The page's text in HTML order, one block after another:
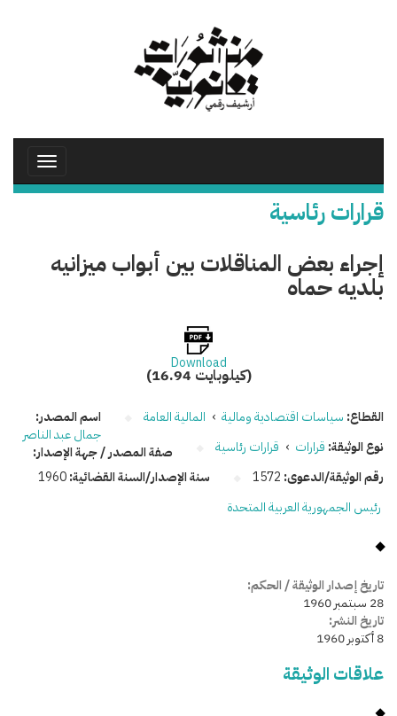
Toggle
قرارات رئاسية
إجراء بعض المناقلات بين أبواب ميزانيه
بلديه حماه
Download
(16.94 كيلوبايت)
القطاع: سياسات اقتصادية ومالية › المالية العامة
نوع الوثيقة: قرارات › قرارات رئاسية
رقم الوثيقة/الدعوى: 1572 سنة الإصدار/السنة القضائية:1960
اسم المصدر:
جمال عبد الناصر
صفة المصدر / جهة الإصدار:
رئيس الجمهورية العربية المتحدة
تاريخ إصدار الوثيقة / الحكم:
28 سبتمبر 1960
تاريخ النشر:
8 أكتوبر 1960
علاقات الوثيقة